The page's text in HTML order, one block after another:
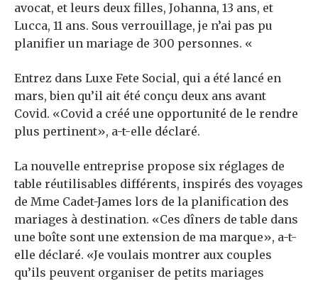
avocat, et leurs deux filles, Johanna, 13 ans, et
Lucca, 11 ans. Sous verrouillage, je n’ai pas pu
planifier un mariage de 300 personnes. «
Entrez dans Luxe Fete Social, qui a été lancé en
mars, bien qu’il ait été conçu deux ans avant
Covid. «Covid a créé une opportunité de le rendre
plus pertinent», a-t-elle déclaré.
La nouvelle entreprise propose six réglages de
table réutilisables différents, inspirés des voyages
de Mme Cadet-James lors de la planification des
mariages à destination. «Ces dîners de table dans
une boîte sont une extension de ma marque», a-t-
elle déclaré. «Je voulais montrer aux couples
qu’ils peuvent organiser de petits mariages